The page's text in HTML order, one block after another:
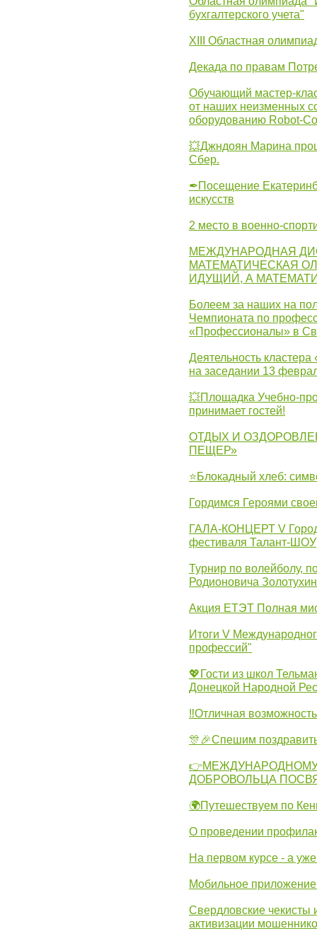
бухгалтерского учета"
XIII Областная
Декада по правам
Обучающий мастер-
от наших неизменных
оборудованию Robot-
💥Джндоян Марина
Сбер.
✒Посещение
искусств
2 место в военно-
МЕЖДУНАРОДНАЯ
МАТЕМАТИЧЕСКАЯ
ИДУЩИЙ, А
Болеем за наших на
Чемпионата по
«Профессионалы» в
Деятельность
на заседании 13
💥Площадка Учебно-
принимает гостей!
ОТДЫХ И
ПЕЩЕР»
⭐Блокадный хлеб:
Гордимся Героями
ГАЛА-КОНЦЕРТ V
фестиваля Талант-ШОУ
Турнир по волейболу,
Родионовича
Акция ЕТЭТ Полная
Итоги V
профессий"
💖Гости из школ
Донецкой Народной
‼Отличная
🎊🎉Спешим
ДОБРОВОЛЬЦА
🌍Путешествуем по
О проведении
На первом курсе - а
Мобильное
Свердловские
активизации